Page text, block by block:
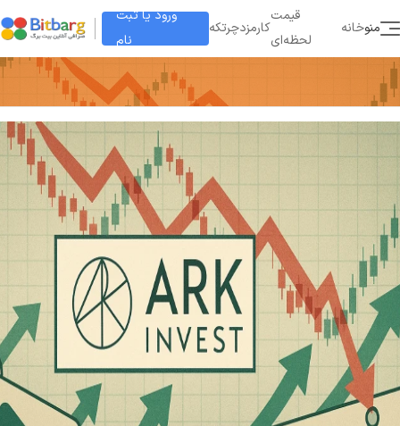
ورود یا ثبت
نام
چرتکهکارمزد
قیمت
لحظه‌ای
خانهمنو